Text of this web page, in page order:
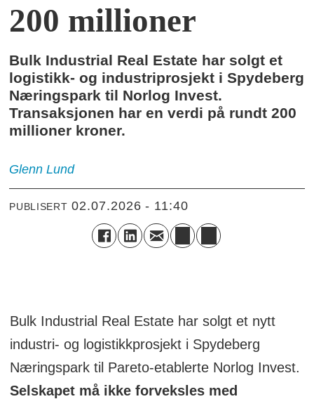
200 millioner
Bulk Industrial Real Estate har solgt et
logistikk- og industriprosjekt i Spydeberg
Næringspark til Norlog Invest.
Transaksjonen har en verdi på rundt 200
millioner kroner.
Glenn Lund
PUBLISERT 02.07.2026 - 11:40
Bulk Industrial Real Estate har solgt et nytt
industri- og logistikkprosjekt i Spydeberg
Næringspark til Pareto-etablerte Norlog Invest.
Selskapet må ikke forveksles med